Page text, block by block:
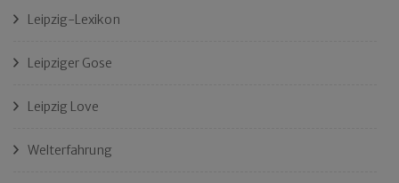
Leipzig-Lexikon
Leipziger Gose
Leipzig Love
Welterfahrung